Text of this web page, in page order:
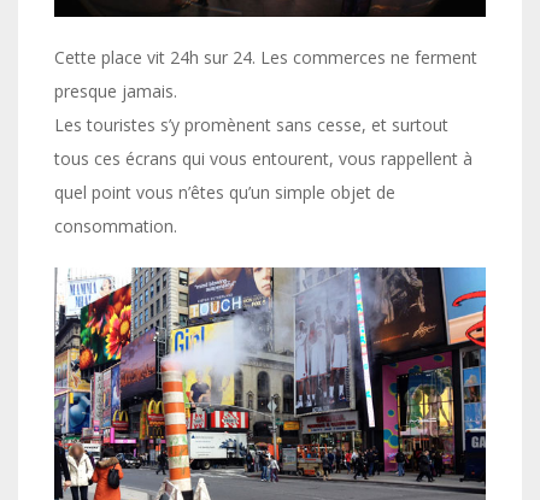
Cette place vit 24h sur 24. Les commerces ne ferment
presque jamais.
Les touristes s’y promènent sans cesse, et surtout
tous ces écrans qui vous entourent, vous rappellent à
quel point vous n’êtes qu’un simple objet de
consommation.